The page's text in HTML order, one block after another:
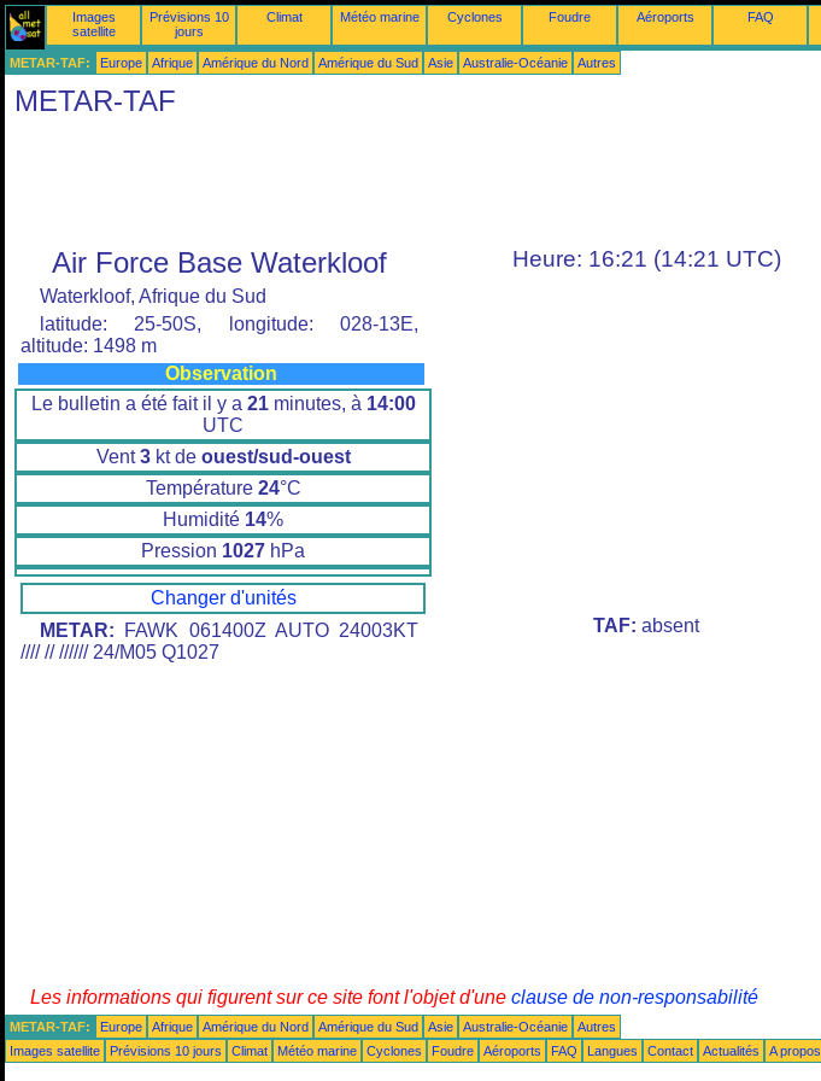
Images
satellite
Prévisions 10
jours
Climat Météo marine Cyclones Foudre Aéroports FAQ
METAR-TAF: Europe Afrique Amérique du Nord Amérique du Sud Asie Australie-Océanie Autres
METAR-TAF
Air Force Base Waterkloof
Waterkloof, Afrique du Sud
latitude: 25-50S, longitude: 028-13E,
altitude: 1498 m
Observation
Le bulletin a été fait il y a 21minutes, à 14:00
UTC
Vent3kt de ouest/sud-ouest
Température 24°C
Humidité 14%
Pression 1027 hPa
Changer d'unités
METAR: FAWK 061400Z AUTO 24003KT
//// // ////// 24/M05 Q1027
Heure: 16:21 (14:21 UTC)
TAF: absent
Les informations qui figurent sur ce site font l'objet d'une clause de non-responsabilité
METAR-TAF: Europe Afrique Amérique du Nord Amérique du Sud Asie Australie-Océanie
Autres
Images satellite
Prévisions 10 jours Climat Météo marine Cyclones Foudre Aéroports FAQ Langues Contact Actualités A propos